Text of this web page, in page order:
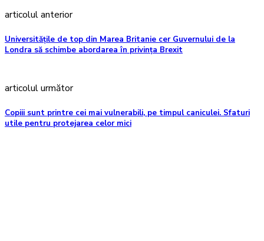
articolul anterior
Universităţile de top din Marea Britanie cer Guvernului de la
Londra să schimbe abordarea în privinţa Brexit
articolul următor
Copiii sunt printre cei mai vulnerabili, pe timpul caniculei. Sfaturi
utile pentru protejarea celor mici